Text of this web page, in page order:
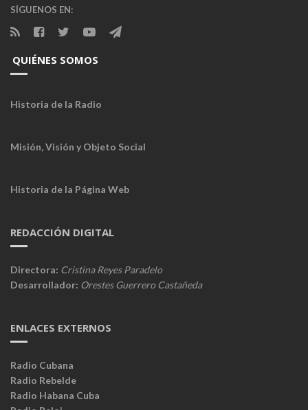
SÍGUENOS EN:
QUIÉNES SOMOS
Historia de la Radio
Misión, Visión y Objeto Social
Historia de la Página Web
REDACCIÓN DIGITAL
Directora: Cristina Reyes Paradelo
Desarrollador: Orestes Guerrero Castañeda
ENLACES EXTERNOS
Radio Cubana
Radio Rebelde
Radio Habana Cuba